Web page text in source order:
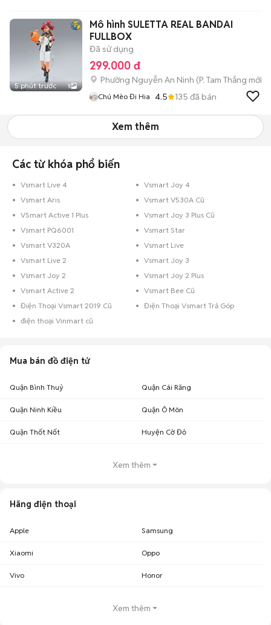
5 phút trước 1
Mô hình SULETTA REAL BANDAI
FULLBOX
Đã sử dụng
299.000 đ
Phường Nguyễn An Ninh (P. Tam Thắng mới)
Chú Mèo Đi Hia 4.5 135 đã bán
Xem thêm
Các từ khóa phổ biến
Vsmart Live 4
Vsmart Joy 4
Vsmart Aris
Vsmart V530A Cũ
VSmart Active 1 Plus
Vsmart Joy 3 Plus Cũ
Vsmart PQ6001
Vsmart Star
Vsmart V320A
Vsmart Live
Vsmart Live 2
Vsmart Joy 3
Vsmart Joy 2
Vsmart Joy 2 Plus
Vsmart Active 2
Vsmart Bee Cũ
Điện Thoại Vsmart 2019 Cũ
Điện Thoại Vsmart Trả Góp
điện thoại Vinmart cũ
Mua bán đồ điện tử
Quận Bình Thuỷ Quận Cái Răng
Quận Ninh Kiều Quận Ô Môn
Quận Thốt Nốt Huyện Cờ Đỏ
Xem thêm
Hãng điện thoại
Apple Samsung
Xiaomi Oppo
Vivo Honor
Xem thêm